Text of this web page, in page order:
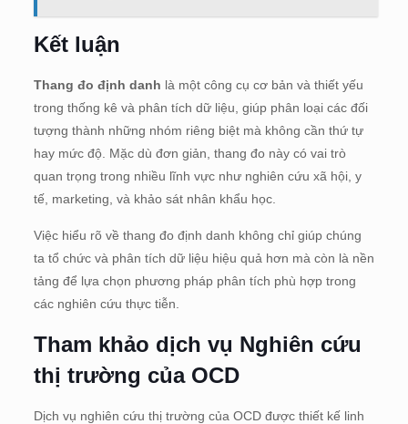
Kết luận
Thang đo định danh là một công cụ cơ bản và thiết yếu
trong thống kê và phân tích dữ liệu, giúp phân loại các đối
tượng thành những nhóm riêng biệt mà không cần thứ tự
hay mức độ. Mặc dù đơn giản, thang đo này có vai trò
quan trọng trong nhiều lĩnh vực như nghiên cứu xã hội, y
tế, marketing, và khảo sát nhân khẩu học.
Việc hiểu rõ về thang đo định danh không chỉ giúp chúng
ta tổ chức và phân tích dữ liệu hiệu quả hơn mà còn là nền
tảng để lựa chọn phương pháp phân tích phù hợp trong
các nghiên cứu thực tiễn.
Tham khảo dịch vụ Nghiên cứu
thị trường của OCD
Dịch vụ nghiên cứu thị trường của OCD được thiết kế linh